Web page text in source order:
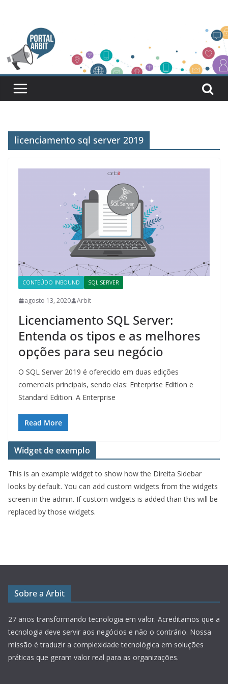
conteúdo
licenciamento sql server 2019
CONTEÚDO INBOUND SQL SERVER
agosto 13, 2020 Arbit
Licenciamento SQL Server:
Entenda os tipos e as melhores
opções para seu negócio
O SQL Server 2019 é oferecido em duas edições
comerciais principais, sendo elas: Enterprise Edition e
Standard Edition. A Enterprise
Read More
Widget de exemplo
This is an example widget to show how the Direita Sidebar
looks by default. You can add custom widgets from the widgets
screen in the admin. If custom widgets is added than this will be
replaced by those widgets.
Sobre a Arbit
27 anos transformando tecnologia em valor. Acreditamos que a
tecnologia deve servir aos negócios e não o contrário. Nossa
missão é traduzir a complexidade tecnológica em soluções
práticas que geram valor real para as organizações.